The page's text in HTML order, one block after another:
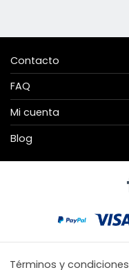
Contacto
FAQ
Mi cuenta
Blog
Términos y condiciones